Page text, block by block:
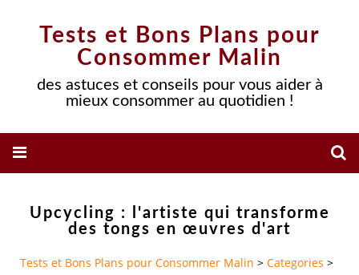
Tests et Bons Plans pour
Consommer Malin
des astuces et conseils pour vous aider à
mieux consommer au quotidien !
Upcycling : l'artiste qui transforme
des tongs en œuvres d'art
Tests et Bons Plans pour Consommer Malin > Categories >